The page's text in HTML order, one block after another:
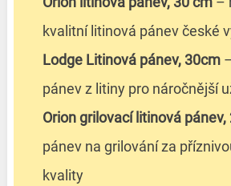
kvalitní litinová pánev české
Lodge Litinová pánev, 30cm
pánev z litiny pro náročnější
Orion grilovací litinová pánev,
pánev na grilování za
kvality